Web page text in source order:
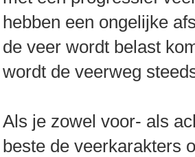
hebben een ongelijke
de veer wordt belast
wordt de veerweg
Als je zowel voor- als
beste de veerkarakters